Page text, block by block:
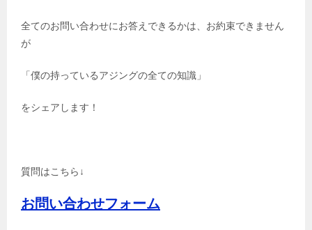
全てのお問い合わせにお答えできるかは、お約束できません
が
「僕の持っているアジングの全ての知識」
をシェアします！
質問はこちら↓
お問い合わせフォーム